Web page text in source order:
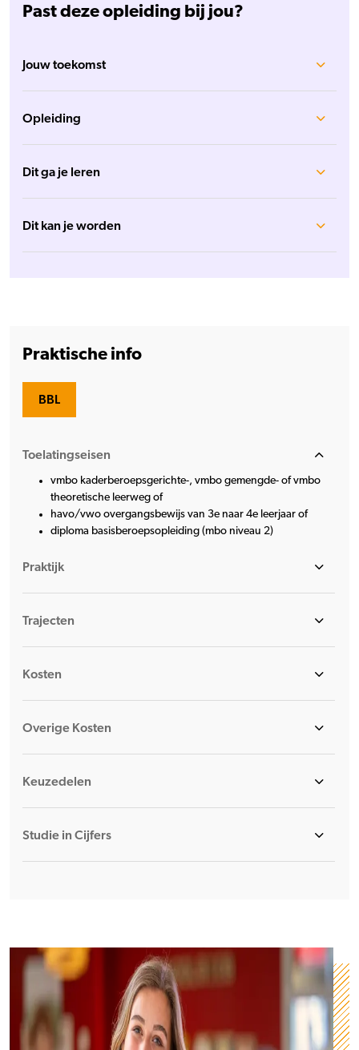
Past deze opleiding bij jou?
Jouw toekomst
Opleiding
Dit ga je leren
Dit kan je worden
Praktische info
BBL
Toelatingseisen
vmbo kaderberoepsgerichte-, vmbo gemengde- of vmbo
theoretische leerweg of
havo/vwo overgangsbewijs van 3e naar 4e leerjaar of
diploma basisberoepsopleiding (mbo niveau 2)
Praktijk
Trajecten
Kosten
Overige Kosten
Keuzedelen
Studie in Cijfers